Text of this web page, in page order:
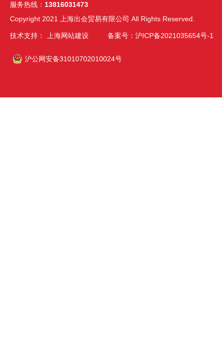
服务热线： 13816031473
Copyright 2021 上海出会贸易有限公司 All Rights Reserved.
技术支持： 上海网站建设 备案号：沪ICP备2021035654号-1
沪公网安备31010702010024号